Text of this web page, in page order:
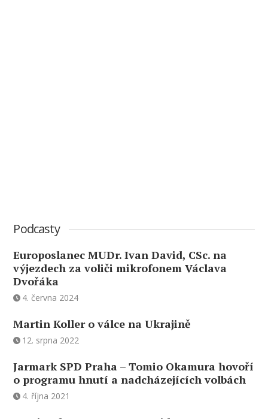
Podcasty
Europoslanec MUDr. Ivan David, CSc. na
výjezdech za voliči mikrofonem Václava
Dvořáka
4. června 2024
Martin Koller o válce na Ukrajině
12. srpna 2022
Jarmark SPD Praha – Tomio Okamura hovoří
o programu hnutí a nadcházejících volbách
4. října 2021